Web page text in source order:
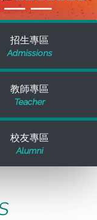
招生專區
Admissions
教師專區
Teacher
校友專區
Alumni